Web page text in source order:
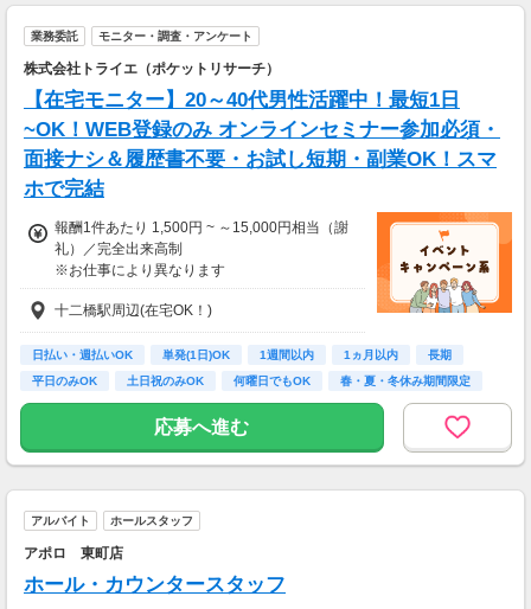
■65歳～69歳迄では他の年代と同じ現場でも
安全面・体力面の考慮により比較的低負荷の業
70歳以降では低負荷業務や季節により
相談の上短時間勤務をすることもあるため
給与が上記になる場合がございます。
＜月収例＞
（日給1万5,850円×月20日勤務）
業務委託 モニター・調査・アンケート
株式会社トライエ（ポケットリサーチ）
【在宅モニター】20～40代男性活躍中！最短1日
~OK！WEB登録のみ オンラインセミナー参加必須・
面接ナシ＆履歴書不要・お試し短期・副業OK！スマ
ホで完結
報酬1件あたり 1,500円 ~ ～15,000円相当（謝
礼）／完全出来高制
※お仕事により異なります
※アンケート回答後、内容確認・承認を経て謝
礼をお支払いします
【お仕事の一例】
◆ サプリのお試しモニター
試していただくお仕事です。
商品はご自宅に届くので、在宅で手軽に参加で
きます。
・所要時間：10～20分
・謝礼金 ：1,500PT（1P＝1円）＋商品提供
十二橋駅周辺(在宅OK！)
日払い・週払いOK 単発(1日)OK 1週間以内 1ヵ月以内
長期
平日のみOK
土日祝のみOK 何曜日でもOK 春・夏・冬休み期間限定
応募へ進む
アルバイト ホールスタッフ
アポロ 東町店
ホール・カウンタースタッフ